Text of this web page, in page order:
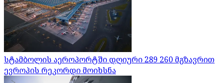
სტამბოლის აეროპორტში დღიური 289 260 მგზავრით
ევროპის რეკორდი მოიხსნა